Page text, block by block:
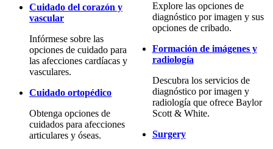
Cuidado del corazón y
vascular
Infórmese sobre las
opciones de cuidado para
las afecciones cardíacas y
vasculares.
Cuidado ortopédico
Obtenga opciones de
cuidados para afecciones
articulares y óseas.
Explore las opciones de
diagnóstico por imagen y sus
opciones de cribado.
Formación de imágenes y
radiología
Descubra los servicios de
diagnóstico por imagen y
radiología que ofrece Baylor
Scott & White.
Surgery